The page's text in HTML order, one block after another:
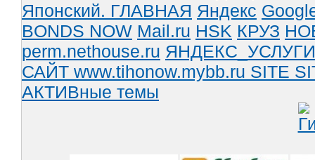
Японский. ГЛАВНАЯ Яндекс
BONDS NOW Mail.ru HSK КРУЗ
perm.nethouse.ru ЯНДЕКС_УСЛУГИ
САЙТ www.tihonow.mybb.ru SITE
АКТИВные темы